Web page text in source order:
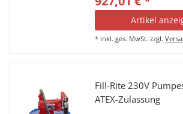
Artikel
* inkl. ges. MwSt. zzgl.
Fill-Rite 230V
ATEX-Zulassung